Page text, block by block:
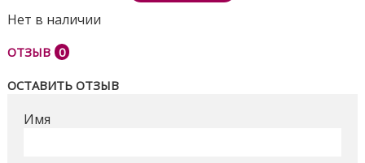
В Фрисо Голд 3 продумано все для комфорта мамы и
малыша. Продукт имеет удобную для хранения
упаковку, элементарно готовится - отлично
растворяется в воде. Смесь имеет приятный
ванильный вкус сладкого молочка, которое так
Нет в наличии
ОТЗЫВ 0
ОСТАВИТЬ ОТЗЫВ
Имя